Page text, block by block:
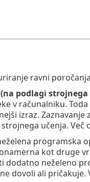
ravni
podlagi strojnega
v računalniku.
izraz.
učenja.
programska
kot druge
dodatno neželeno
dovoli ali